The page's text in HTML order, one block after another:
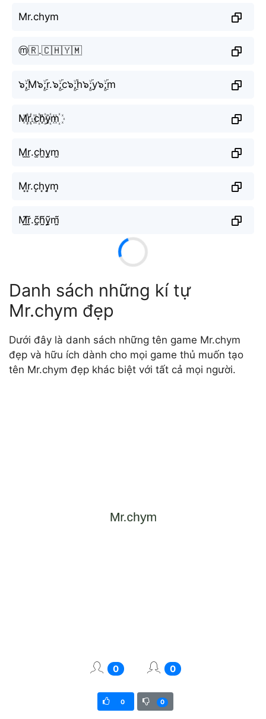
Mr.chym
ⓜ️🇷.🇨🇭🇾🇲
๖ۣۜ;M๖ۣۜ;r.๖ۣۜ;c๖ۣۜ;h๖ۣۜ;y๖ۣۜ;m
M꙰r꙰.c꙰h꙰y꙰m꙰
M̫r̫.c̫h̫y̫m̫
M͙r͙.c͙h͙y͙m͙
M̰̃r̰̃.c̰̃h̰̃ỹ̰m̰̃
Danh sách những kí tự
Mr.chym đẹp
Dưới đây là danh sách những tên game Mr.chym
đẹp và hữu ích dành cho mọi game thủ muốn tạo
tên Mr.chym đẹp khác biệt với tất cả mọi người.
0 0
0 0